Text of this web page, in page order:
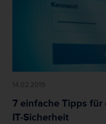
14.02.2019
7 einfache Tipps
IT-Sicherheit